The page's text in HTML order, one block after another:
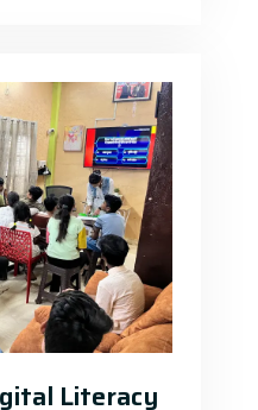
Literacy